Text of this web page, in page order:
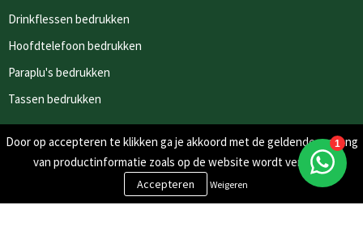
Drinkflessen bedrukken
Hoofdtelefoon bedrukken
Paraplu's bedrukken
Tassen bedrukken
Nieuwsbrieven
Schrijf je in voor onze nieuwsbrief en mis nooit meer één van
onze leuke aanbiedingen of updates.
Door op accepteren te klikken ga je akkoord met de geldende omgang
van productinformatie zoals op de website wordt vermeld.
Weigeren